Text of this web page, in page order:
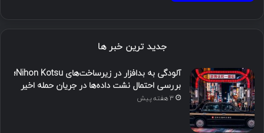
جدید ترین خبر ها
آلودگی به بدافزار در زیرساخت‌های Nihon Kotsu؛
بررسی احتمال نشت داده‌ها در جریان حمله اخیر
3 هفته پیش